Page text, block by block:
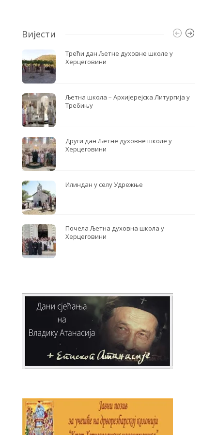
Вијести
Трећи дан Љетне духовне школе у
Херцеговини
Љетна школа – Архијерејска Литургија у
Требињу
Други дан Љетне духовне школе у
Херцеговини
Илиндан у селу Удрежње
Почела Љетна духовна школа у
Херцеговини